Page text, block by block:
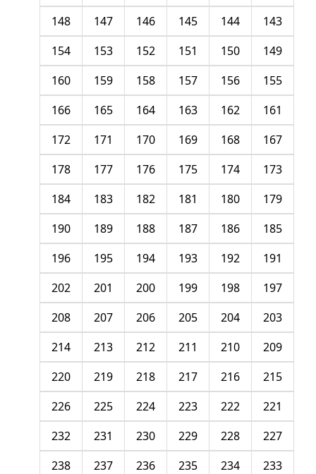
143
144
145
146
147
148
149
150
151
152
153
154
155
156
157
158
159
160
161
162
163
164
165
166
167
168
169
170
171
172
173
174
175
176
177
178
179
180
181
182
183
184
185
186
187
188
189
190
191
192
193
194
195
196
197
198
199
200
201
202
203
204
205
206
207
208
209
210
211
212
213
214
215
216
217
218
219
220
221
222
223
224
225
226
227
228
229
230
231
232
233
234
235
236
237
238